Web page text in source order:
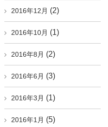
2016年12月 (2)
2016年10月 (1)
2016年8月 (2)
2016年6月 (3)
2016年3月 (1)
2016年1月 (5)